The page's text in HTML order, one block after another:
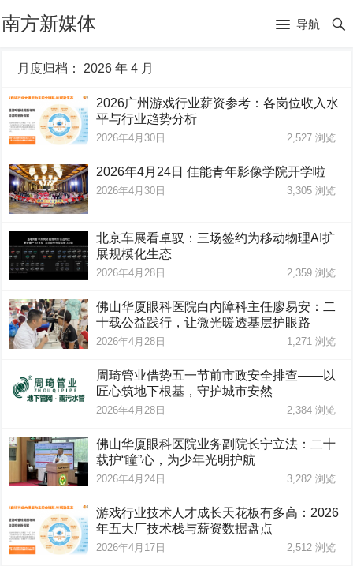
南方新媒体 导航
月度归档： 2026 年 4 月
2026广州游戏行业薪资参考：各岗位收入水
平与行业趋势分析
2026年4月30日 2,527浏览
2026年4月24日 佳能青年影像学院开学啦
2026年4月30日 3,305浏览
北京车展看卓驭：三场签约为移动物理AI扩
展规模化生态
2026年4月28日 2,359浏览
佛山华厦眼科医院白内障科主任廖易安：二
十载公益践行，让微光暖透基层护眼路
2026年4月28日 1,271 浏览
周琦管业借势五一节前市政安全排查——以
匠心筑地下根基，守护城市安然
2026年4月28日 2,384浏览
佛山华厦眼科医院业务副院长宁立法：二十
载护“瞳”心，为少年光明护航
2026年4月24日 3,282浏览
游戏行业技术人才成长天花板有多高：2026
年五大厂技术栈与薪资数据盘点
2026年4月17日 2,512浏览